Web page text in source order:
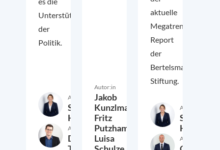
Unterstützung
der
Politik.
Autor:in
Sara
Hagemann
Autor:in
Dr.
Autor:in
Jakob
Kunzlmann,
Fritz
Putzhammer,
Luisa
aktuelle
Megatrend-
Report
der
Bertelsmann
Stiftung.
Autor:in
Sara
Autor:in